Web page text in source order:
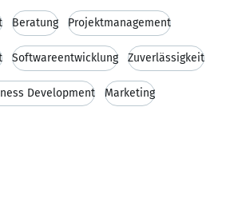
Beratung Projektmanagement
Softwareentwicklung Zuverlässigkeit
Development Marketing